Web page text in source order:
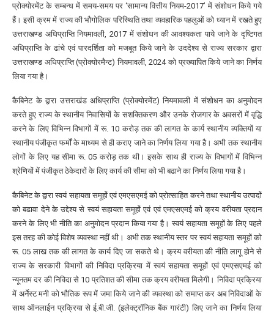
प्रोक्योरमेंट के सम्बन्ध में समय-समय पर ‘सामान्य वित्तीय नियम-2017’ में संशोधन किये गये
हैं। इसी क्रम में राज्य की भौगोलिक परिस्थिति तथा व्यवहारिक पहलुओं को ध्यान में रखते हुए
उत्तराखण्ड अधिप्राप्ति नियमावली, 2017 में संशोधन की आवश्यकता पाये जाने के दृष्टिगत
अधिप्राप्ति के ढांचे एवं पारदर्शिता को मजबूत किये जाने के उददेश्य से राज्य सरकार द्वारा
उत्तराखण्ड अधिप्राप्ति (प्रोक्योरमैन्ट) नियमावली, 2024 को प्रख्यापित किये जाने का निर्णय
लिया गया है।
कैबिनेट के द्वारा उत्तराखंड अधिप्राप्ति (प्रोक्योरमेंट) नियमावली में संशोधन का अनुमोदन
करते हुए राज्य के स्थानीय निवासियों के सशक्तिकरण और उनके रोजगार के अवसरों में वृद्धि
करने के लिए विभिन्न विभागों में रू. 10 करोड़ तक की लागत के कार्य स्थानीय व्यक्तियों या
स्थानीय पंजीकृत फर्मों के माध्यम से ही कराए जाने का निर्णय लिया गया है। अभी तक स्थानीय
लोगों के लिए यह सीमा रू. 05 करोड़ तक थी। इसके साथ ही राज्य के विभागों में विभिन्न
श्रेणियों में पंजीकृत ठेकेदारों के लिए कार्य की सीमा को भी बढाने का निर्णय लिया गया है।
कैबिनेट के द्वारा स्वयं सहायता समूहों एवं एमएसएमई को प्रोत्साहित करने तथा स्थानीय उत्पादों
को बढावा देने के उद्देश्य से स्वयं सहायता समूहों एवं एवं एमएसएमई को क्रय वरीयता प्रदान
करने के लिए भी नीति का अनुमोदन प्रदान किया गया है। स्वयं सहायता समूहों के लिए पहले
इस तरह की कोई विशेष व्यवस्था नहीं थी। अभी तक स्थानीय स्तर पर स्वयं सहायता समूहों को
रू. 05 लाख तक की लागत के कार्य दिए जा सकते थे। क्रय वरीयता की नीति लागू होने से
राज्य के सरकारी विभागों की निविदा प्रक्रिया में स्वयं सहायता समूहों एवं एमएसएमई को
न्यूनतम दर की निविदा से 10 प्रतिशत की सीमा तक क्रय वरीयता मिलेगी। निविदा प्रक्रिया
में अर्नेस्ट मनी को भौतिक रूप में जमा किये जाने की व्यवस्था को समाप्त कर अब निविदाओं के
साथ ऑनलाईन प्रक्रिया से ई.बी.जी. (इलेक्ट्रॉनिक बैंक गारंटी) लिए जाने का निर्णय लिया